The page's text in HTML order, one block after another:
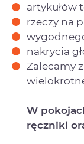
artykułów
rzeczy na
nakrycia
Zalecamy
W
ręczniki